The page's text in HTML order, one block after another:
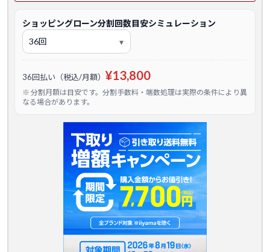
ショッピングローン分割回数目安シミュレーション
36回払い（税込/月額） ¥13,800
※ 分割月額は目安です。分割手数料・端数処理は実際の条件により異
なる場合があります。